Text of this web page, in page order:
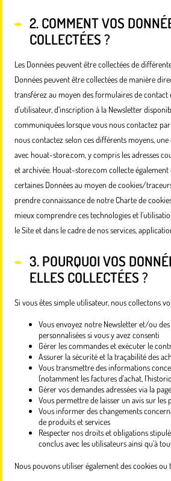
2. COMMENT VOS
COLLECTÉES ?
Les Données peuvent être collectées de
Données peuvent être collectées de manière
transférez au moyen des formulaires de
d’utilisateur, d’inscription à la Newsletter
communiquées lorsque vous nous contactez
nous contactez selon ces différents moyens, une
avec houat-store.com, y compris les adresses
et archivée. Houat-store.com collecte
certaines Données au moyen de cookies/
prendre connaissance de notre Charte de
mieux comprendre ces technologies et
le Site et dans le cadre de nos services,
3. POURQUOI VOS
ELLES COLLECTÉES ?
Si vous êtes simple utilisateur, nous collectons
Vous envoyez notre Newsletter et/ou
personnalisées si vous y avez consenti
Gérer les commandes et exécuter le
Assurer la sécurité et la traçabilité des
Vous transmettre des informations
(notamment les factures d’achat,
Gérer vos demandes adressées via la
Vous permettre de laisser un avis sur
Vous informer des changements
de produits et services
Respecter nos droits et obligations
conclus avec les utilisateurs ainsi qu’à
Nous pouvons utiliser également des cookies ou